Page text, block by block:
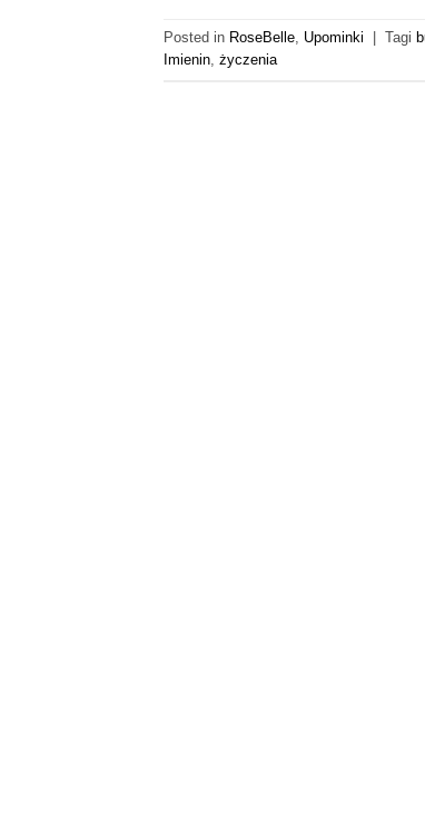
Posted in RoseBelle, Upominki Tagi
Imienin, życzenia